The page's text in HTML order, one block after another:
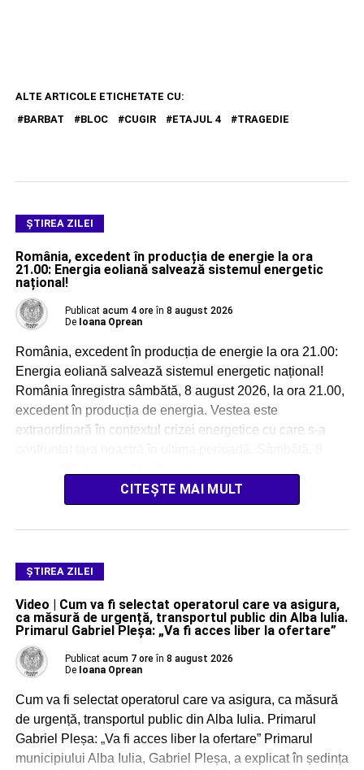
ALTE ARTICOLE ETICHETATE CU:
BARBAT
BLOC CUGIR ETAJUL 4 TRAGEDIE
ŞTIREA ZILEI
România, excedent în producția de energie la ora
21.00: Energia eoliană salvează sistemul energetic
național!
Publicat acum 4 ore în 8 august 2026
De Ioana Oprean
România, excedent în producția de energie la ora 21.00:
Energia eoliană salvează sistemul energetic național!
România înregistra sâmbătă, 8 august 2026, la ora 21.00,
excedent în producția de energia. Vestea este
extraordinară în contextul crizei energetice cu care s-a
CITEȘTE MAI MULT
ŞTIREA ZILEI
Video | Cum va fi selectat operatorul care va asigura,
ca măsură de urgență, transportul public din Alba Iulia.
Primarul Gabriel Pleșa: „Va fi acces liber la ofertare”
Publicat acum 7 ore în 8 august 2026
De Ioana Oprean
Cum va fi selectat operatorul care va asigura, ca măsură
de urgență, transportul public din Alba Iulia. Primarul
Gabriel Pleșa: „Va fi acces liber la ofertare” Primarul
municipiului Alba Iulia, Gabriel Pleșa, a explicat în ședința